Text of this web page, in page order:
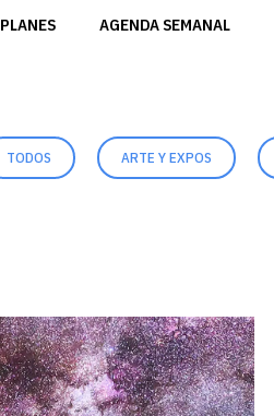
PLANES AGENDA SEMANAL
TODOS ARTE Y EXPOS